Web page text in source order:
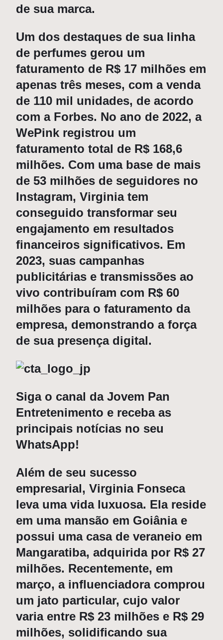
de sua marca.
Um dos destaques de sua linha
de perfumes gerou um
faturamento de R$ 17 milhões em
apenas três meses, com a venda
de 110 mil unidades, de acordo
com a Forbes. No ano de 2022, a
WePink registrou um
faturamento total de R$ 168,6
milhões. Com uma base de mais
de 53 milhões de seguidores no
Instagram, Virginia tem
conseguido transformar seu
engajamento em resultados
financeiros significativos. Em
2023, suas campanhas
publicitárias e transmissões ao
vivo contribuíram com R$ 60
milhões para o faturamento da
empresa, demonstrando a força
de sua presença digital.
Siga o canal da Jovem Pan
Entretenimento e receba as
principais notícias no seu
WhatsApp!
Além de seu sucesso
empresarial, Virginia Fonseca
leva uma vida luxuosa. Ela reside
em uma mansão em Goiânia e
possui uma casa de veraneio em
Mangaratiba, adquirida por R$ 27
milhões. Recentemente, em
março, a influenciadora comprou
um jato particular, cujo valor
varia entre R$ 23 milhões e R$ 29
milhões, solidificando sua